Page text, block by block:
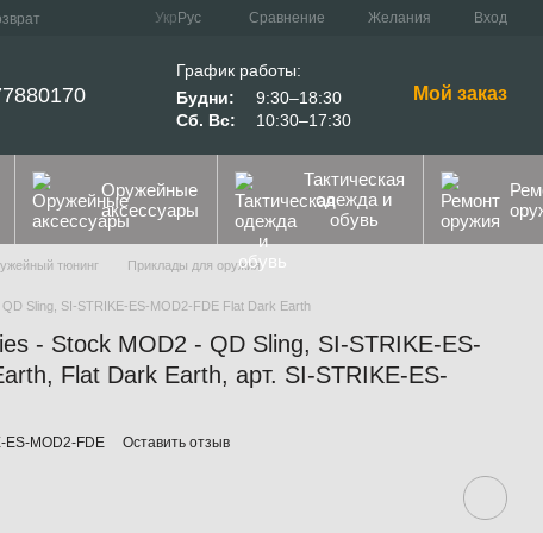
Укр Рус Сравнение Желания Вход
График работы:
Будни:
9:30–18:30
Сб. Вс:
10:30–17:30
Мой заказ
Оружейные
аксессуары
Тактическая
одежда и
обувь
тюнинг
Приклады для оружия
Sling, SI-STRIKE-ES-MOD2-FDE Flat Dark Earth
- Stock MOD2 - QD Sling, SI-STRIKE-ES-
Flat Dark Earth, арт. SI-STRIKE-ES-
ES-MOD2-FDE Оставить отзыв